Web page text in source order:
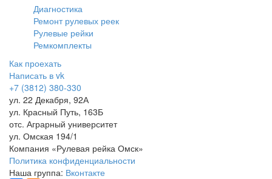
Диагностика
Ремонт рулевых реек
Рулевые рейки
Ремкомплекты
Как проехать
Написать в vk
+7 (3812) 380-330
ул. 22 Декабря, 92А
ул. Красный Путь, 163Б
отс. Аграрный университет
ул. Омская 194/1
Компания «Рулевая рейка Омск»
Политика конфиденциальности
Наша группа: Вконтакте